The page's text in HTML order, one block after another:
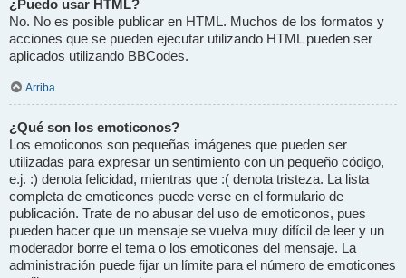
¿Puedo usar HTML?
No. No es posible publicar en HTML. Muchos de los formatos y
acciones que se pueden ejecutar utilizando HTML pueden ser
aplicados utilizando BBCodes.
Arriba
¿Qué son los emoticonos?
Los emoticonos son pequeñas imágenes que pueden ser
utilizadas para expresar un sentimiento con un pequeño código,
e.j. :) denota felicidad, mientras que :( denota tristeza. La lista
completa de emoticones puede verse en el formulario de
publicación. Trate de no abusar del uso de emoticonos, pues
pueden hacer que un mensaje se vuelva muy difícil de leer y un
moderador borre el tema o los emoticones del mensaje. La
administración puede fijar un límite para el número de emoticones